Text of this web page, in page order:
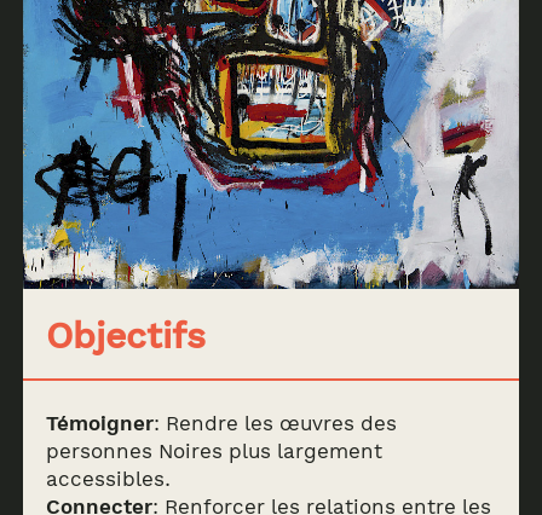
Objectifs
Témoigner: Rendre les œuvres des
personnes Noires plus largement
accessibles.
Connecter: Renforcer les relations entre les